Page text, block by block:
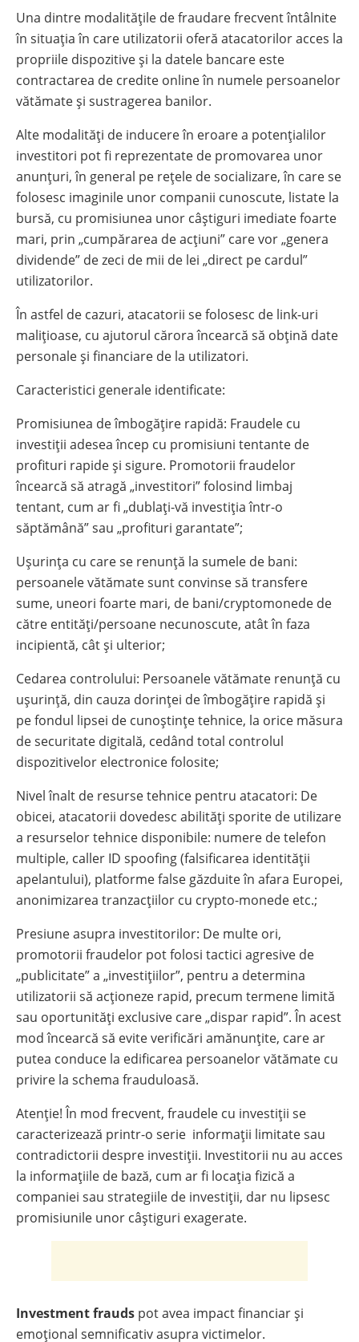
Una dintre modalitățile de fraudare frecvent întâlnite
în situația în care utilizatorii oferă atacatorilor acces la
propriile dispozitive și la datele bancare este
contractarea de credite online în numele persoanelor
vătămate și sustragerea banilor.
Alte modalități de inducere în eroare a potențialilor
investitori pot fi reprezentate de promovarea unor
anunțuri, în general pe rețele de socializare, în care se
folosesc imaginile unor companii cunoscute, listate la
bursă, cu promisiunea unor câștiguri imediate foarte
mari, prin „cumpărarea de acțiuni” care vor „genera
dividende” de zeci de mii de lei „direct pe cardul”
utilizatorilor.
În astfel de cazuri, atacatorii se folosesc de link-uri
malițioase, cu ajutorul cărora încearcă să obțină date
personale și financiare de la utilizatori.
Caracteristici generale identificate:
Promisiunea de îmbogățire rapidă: Fraudele cu
investiții adesea încep cu promisiuni tentante de
profituri rapide și sigure. Promotorii fraudelor
încearcă să atragă „investitori” folosind limbaj
tentant, cum ar fi „dublați-vă investiția într-o
săptămână” sau „profituri garantate”;
Ușurința cu care se renunță la sumele de bani:
persoanele vătămate sunt convinse să transfere
sume, uneori foarte mari, de bani/cryptomonede de
către entități/persoane necunoscute, atât în faza
incipientă, cât și ulterior;
Cedarea controlului: Persoanele vătămate renunță cu
ușurință, din cauza dorinței de îmbogățire rapidă și
pe fondul lipsei de cunoștințe tehnice, la orice măsura
de securitate digitală, cedând total controlul
dispozitivelor electronice folosite;
Nivel înalt de resurse tehnice pentru atacatori: De
obicei, atacatorii dovedesc abilități sporite de utilizare
a resurselor tehnice disponibile: numere de telefon
multiple, caller ID spoofing (falsificarea identității
apelantului), platforme false găzduite în afara Europei,
anonimizarea tranzacțiilor cu crypto-monede etc.;
Presiune asupra investitorilor: De multe ori,
promotorii fraudelor pot folosi tactici agresive de
„publicitate” a „investițiilor”, pentru a determina
utilizatorii să acționeze rapid, precum termene limită
sau oportunități exclusive care „dispar rapid”. În acest
mod încearcă să evite verificări amănunțite, care ar
putea conduce la edificarea persoanelor vătămate cu
privire la schema frauduloasă.
Atenție! În mod frecvent, fraudele cu investiții se
caracterizează printr-o serie informații limitate sau
contradictorii despre investiții. Investitorii nu au acces
la informațiile de bază, cum ar fi locația fizică a
companiei sau strategiile de investiții, dar nu lipsesc
promisiunile unor câștiguri exagerate.
Investment frauds pot avea impact financiar și
emoțional semnificativ asupra victimelor.